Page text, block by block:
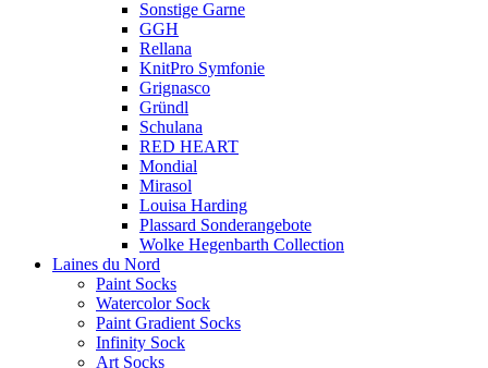
Sonstige Garne
GGH
Rellana
KnitPro Symfonie
Grignasco
Gründl
Schulana
RED HEART
Mondial
Mirasol
Louisa Harding
Plassard Sonderangebote
Wolke Hegenbarth Collection
Laines du Nord
Paint Socks
Watercolor Sock
Paint Gradient Socks
Infinity Sock
Art Socks